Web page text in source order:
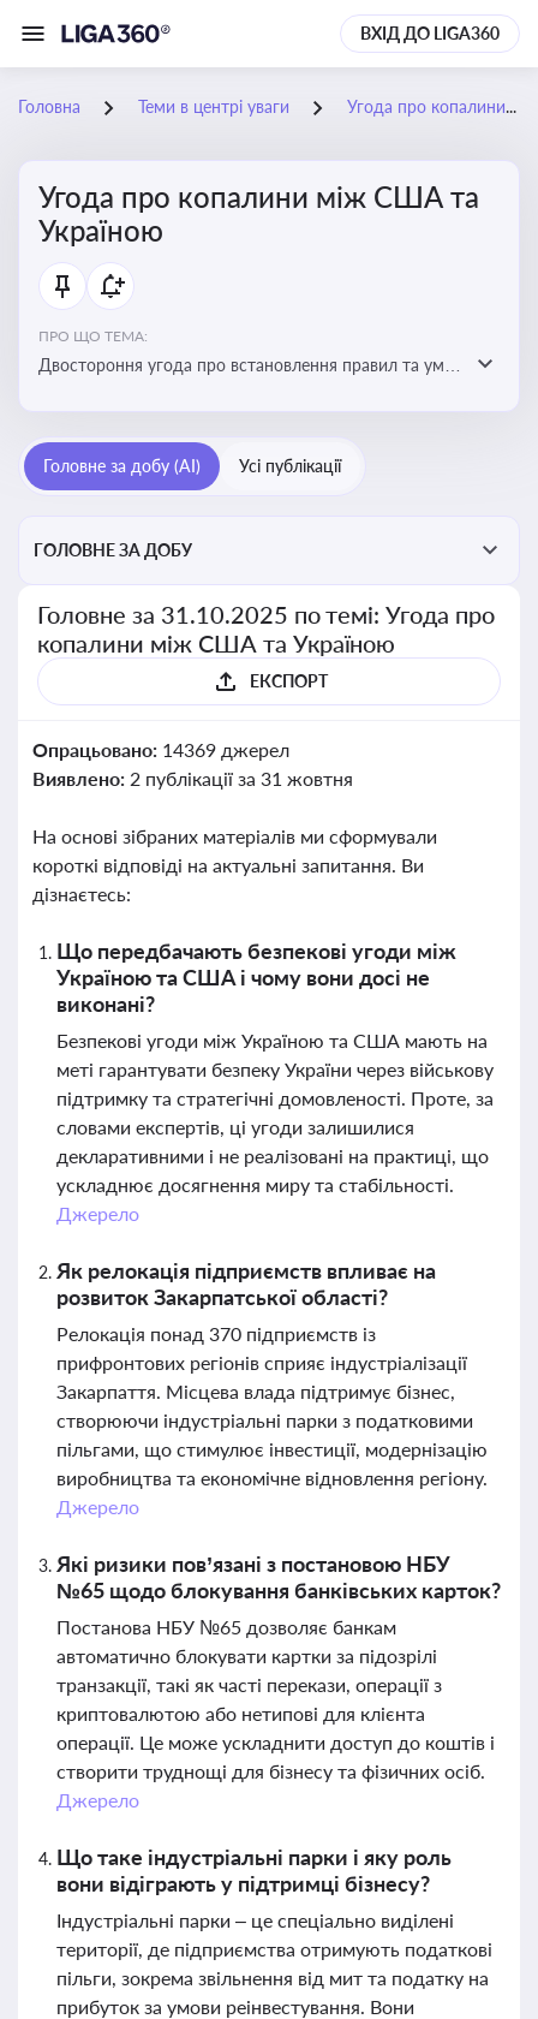
ВХІД ДО LIGA360
Головна Теми в центрі уваги Угода про копалини між США та Україною
Угода про копалини між США та
Україною
ПРО ЩО ТЕМА:
Двостороння угода про встановлення правил та умов
перспективи України
Головне за добу (AI) Усі публікації
ГОЛОВНЕ ЗА ДОБУ
Головне за 31.10.2025 по темі: Угода про
копалини між США та Україною
ЕКСПОРТ
Опрацьовано: 14369 джерел
Виявлено: 2 публікації за 31 жовтня
На основі зібраних матеріалів ми сформували
короткі відповіді на актуальні запитання. Ви
дізнаєтесь:
Що передбачають безпекові угоди між
Україною та США і чому вони досі не
виконані?
Безпекові угоди між Україною та США мають на
меті гарантувати безпеку України через військову
підтримку та стратегічні домовленості. Проте, за
словами експертів, ці угоди залишилися
декларативними і не реалізовані на практиці, що
ускладнює досягнення миру та стабільності.
Джерело
Як релокація підприємств впливає на
розвиток Закарпатської області?
Релокація понад 370 підприємств із
прифронтових регіонів сприяє індустріалізації
Закарпаття. Місцева влада підтримує бізнес,
створюючи індустріальні парки з податковими
пільгами, що стимулює інвестиції, модернізацію
виробництва та економічне відновлення регіону.
Джерело
Які ризики пов’язані з постановою НБУ
№65 щодо блокування банківських карток?
Постанова НБУ №65 дозволяє банкам
автоматично блокувати картки за підозрілі
транзакції, такі як часті перекази, операції з
криптовалютою або нетипові для клієнта
операції. Це може ускладнити доступ до коштів і
створити труднощі для бізнесу та фізичних осіб.
Джерело
Що таке індустріальні парки і яку роль
вони відіграють у підтримці бізнесу?
Індустріальні парки – це спеціально виділені
території, де підприємства отримують податкові
пільги, зокрема звільнення від мит та податку на
прибуток за умови реінвестування. Вони